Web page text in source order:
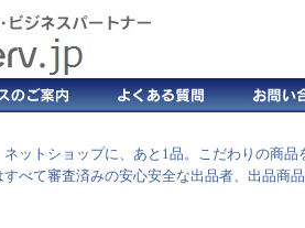
ネットショップに、あと1品。こだわりの商
すべて審査済みの安心安全な出品者、出品商